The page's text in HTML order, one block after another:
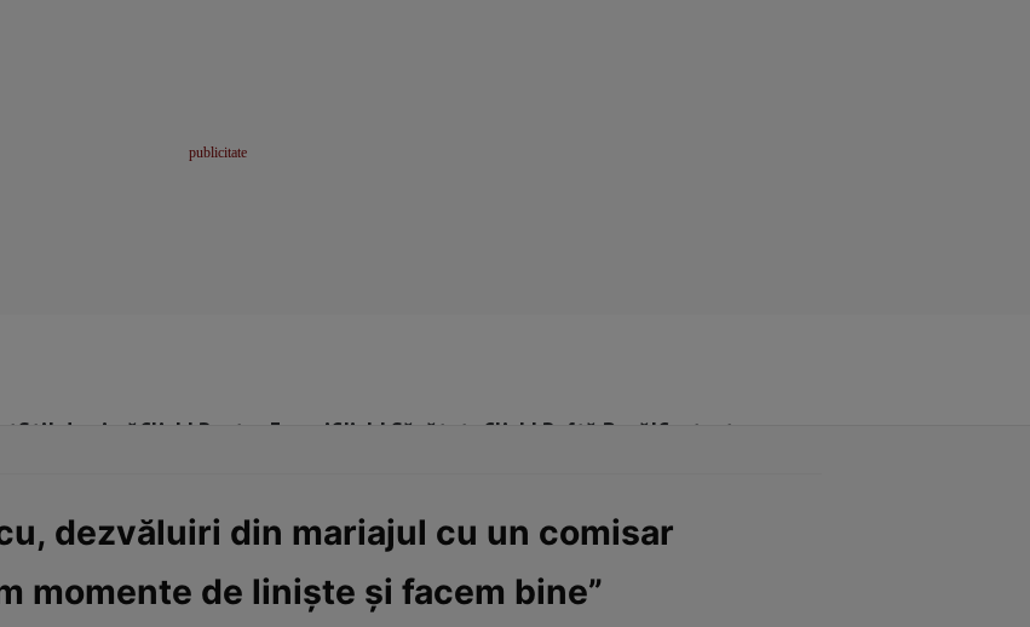
Stil de viațăClick! Pentru FemeiClick! Sănătate Click! Poftă Bună!Contact
Click!
dezvăluiri din mariajul cu un comisar
momente de liniște și facem bine”